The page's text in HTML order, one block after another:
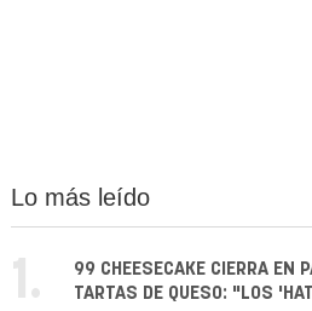
Lo más leído
1.
99 CHEESECAKE CIERRA EN
TARTAS DE QUESO: "LOS